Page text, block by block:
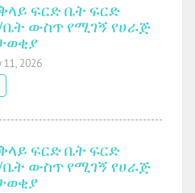
ፍርድ ቤት ፍርድ
ውስጥ የሚገኝ የሀራጅ
11, 2026
ፍርድ ቤት ፍርድ
ውስጥ የሚገኝ የሀራጅ